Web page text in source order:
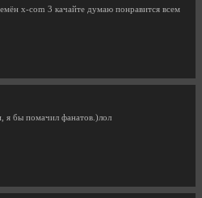
x-com 3 качайте думаю понравится всем
я бы помачил фанатов.)лол